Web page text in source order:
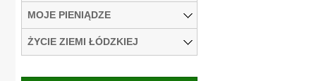
MOJE PIENIĄDZE
ŻYCIE ZIEMI ŁÓDZKIEJ